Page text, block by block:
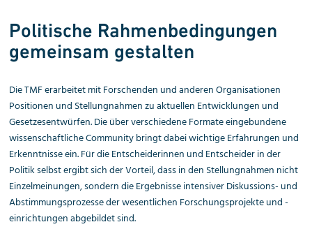
Politische Rahmen­bedingungen
gemeinsam gestalten
Die TMF erarbeitet mit Forschenden und anderen Organisationen
Positionen und Stellungnahmen zu aktuellen Entwicklungen und
Gesetzesentwürfen. Die über verschiedene Formate eingebundene
wissenschaftliche Community bringt dabei wichtige Erfahrungen und
Erkenntnisse ein. Für die Entscheiderinnen und Entscheider in der
Politik selbst ergibt sich der Vorteil, dass in den Stellungnahmen nicht
Einzelmeinungen, sondern die Ergebnisse intensiver Diskussions- und
Abstimmungsprozesse der wesentlichen Forschungsprojekte und -
einrichtungen abgebildet sind.